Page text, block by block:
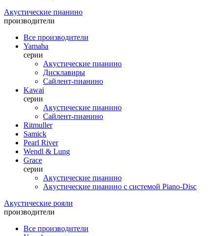
Акустические пианино
производители
Все производители
Yamaha
серии
Акустические пианино
Дисклавиры
Сайлент-пианино
Kawai
серии
Акустические пианино
Сайлент-пианино
Ritmuller
Samick
Pearl River
Wendl & Lung
Grace
серии
Акустические пианино
Акустические пианино с системой Piano-Disc
Акустические рояли
производители
Все производители